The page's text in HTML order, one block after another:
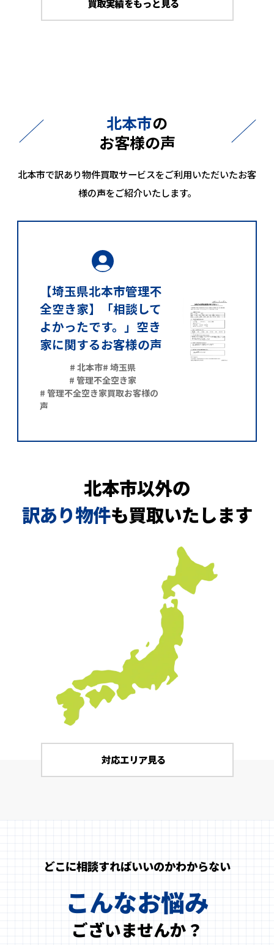
買取実績をもっと見る
北本市の
お客様の声
北本市で訳あり物件買取サービスをご利用いただいたお客
様の声をご紹介いたします。
【埼玉県北本市管理不
全空き家】「相談して
よかったです。」空き
家に関するお客様の声
# 北本市# 埼玉県
# 管理不全空き家
# 管理不全空き家買取お客様の
声
北本市以外の
訳あり物件も買取いたします
対応エリア見る
どこに相談すればいいのかわからない
こんなお悩み
ございませんか？